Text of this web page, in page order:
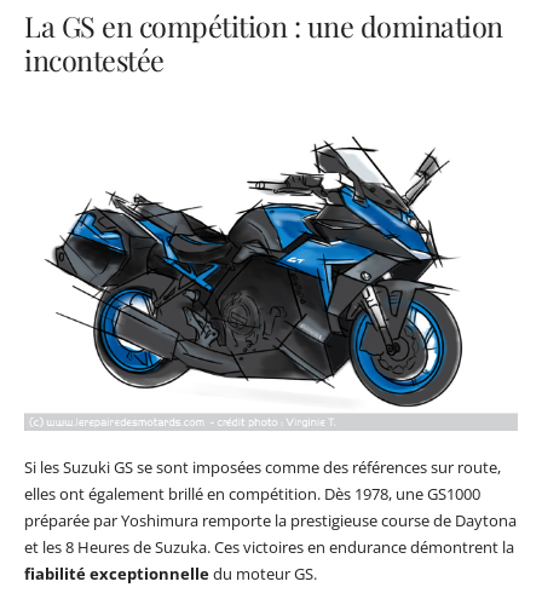
La GS en compétition : une domination
incontestée
Si les Suzuki GS se sont imposées comme des références sur route,
elles ont également brillé en compétition. Dès 1978, une GS1000
préparée par Yoshimura remporte la prestigieuse course de Daytona
et les 8 Heures de Suzuka. Ces victoires en endurance démontrent la
fiabilité exceptionnelledu moteur GS.